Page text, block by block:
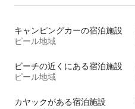
キャンピングカーの宿泊施設
ピール地域
ビーチの近くにある宿泊施設
ピール地域
カヤックがある宿泊施設